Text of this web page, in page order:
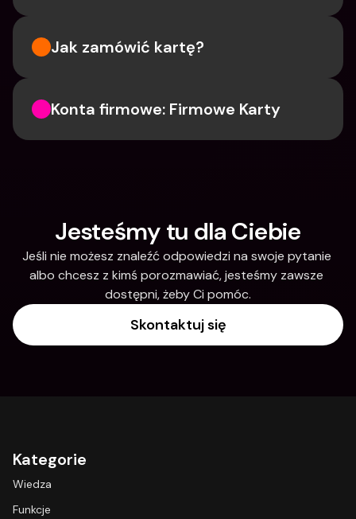
Jak zamówić kartę?
Konta firmowe: Firmowe Karty
Jesteśmy tu dla Ciebie
Jeśli nie możesz znaleźć odpowiedzi na swoje pytanie
albo chcesz z kimś porozmawiać, jesteśmy zawsze
dostępni, żeby Ci pomóc.
Skontaktuj się
Kategorie
Wiedza
Funkcje